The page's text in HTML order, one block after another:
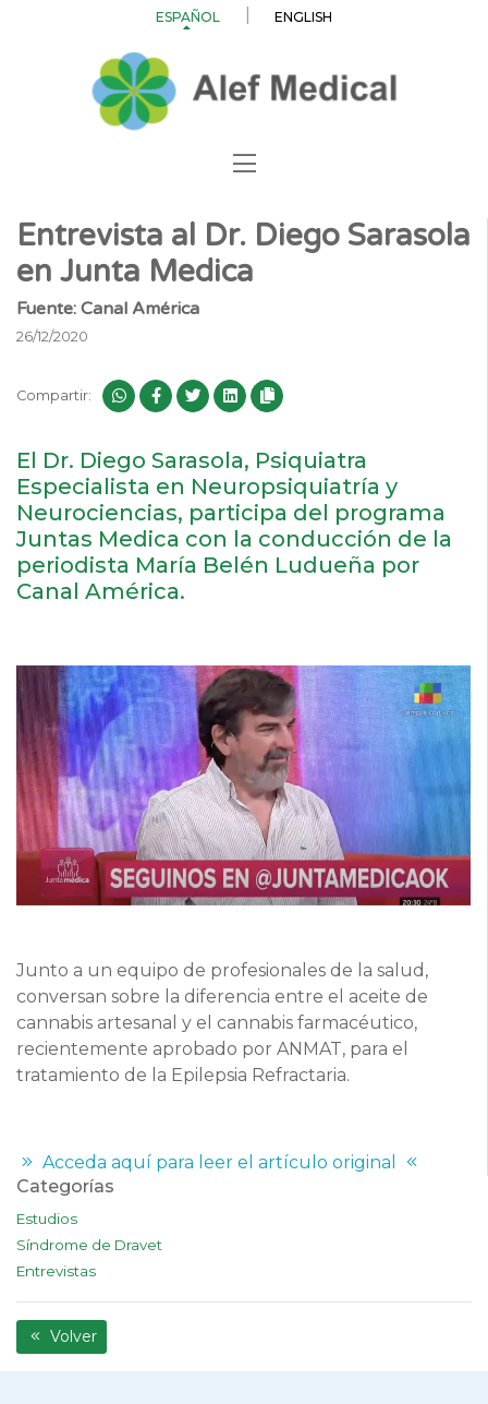
ESPAÑOL ENGLISH
Entrevista al Dr. Diego Sarasola
en Junta Medica
Fuente: Canal América
26/12/2020
Compartir:
El Dr. Diego Sarasola, Psiquiatra
Especialista en Neuropsiquiatría y
Neurociencias, participa del programa
Juntas Medica con la conducción de la
periodista María Belén Ludueña por
Canal América.
Junto a un equipo de profesionales de la salud,
conversan sobre la diferencia entre el aceite de
cannabis artesanal y el cannabis farmacéutico,
recientemente aprobado por ANMAT, para el
tratamiento de la Epilepsia Refractaria.
Acceda aquí para leer el artículo original
Categorías
Estudios
Síndrome de Dravet
Entrevistas
Volver